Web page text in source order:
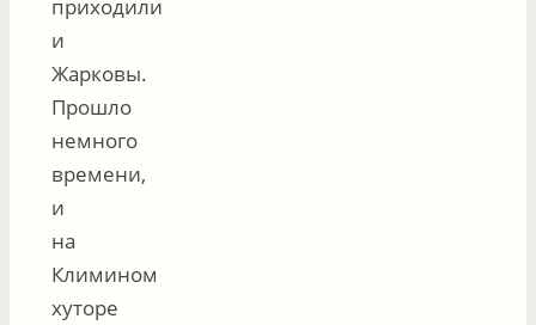
приходили
и
Жарковы.
Прошло
немного
времени,
и
на
Климином
хуторе